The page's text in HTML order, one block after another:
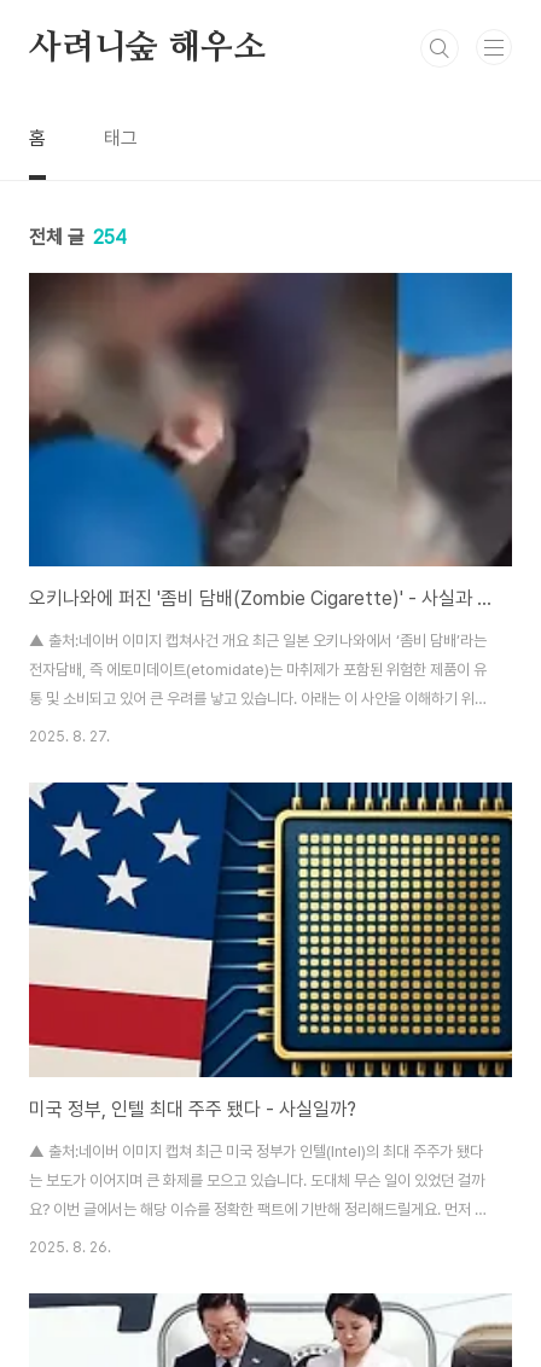
사려니숲 해우소
홈 태그
전체 글 254
오키나와에 퍼진 '좀비 담배(Zombie Cigarette)' - 사실과 위험성 분석
▲ 출처:네이버 이미지 캡쳐사건 개요 최근 일본 오키나와에서 ‘좀비 담배’라는
전자담배, 즉 에토미데이트(etomidate)는 마취제가 포함된 위험한 제품이 유
통 및 소비되고 있어 큰 우려를 낳고 있습니다. 아래는 이 사안을 이해하기 위한
핵심 정리입니다.무엇인가?‘좀비 담배’는 에토미데이트를 함유한 전자담배로,
제입니다.- 오키나와에서 확산 중 오키나와 현은 이러한 제품이 이미 유통되고
있음을 확인하고, 사용하지 말 것을 공식 경고했습니다.- 일본 내 법적 대응 일
본 정부는 2025년 5월 에토미데이트를 마약류로 지정하며, 소지 시 3년 이하
징역이나 최대 300만 엔 벌금을 처벌하도록 했습니다.- 사회적 반응과 확..
2025. 8. 27.
미국 정부, 인텔 최대 주주 됐다 - 사실일까?
▲ 출처:네이버 이미지 캡쳐 최근 미국 정부가 인텔(Intel)의 최대 주주가 됐다
는 보도가 이어지며 큰 화제를 모으고 있습니다. 도대체 무슨 일이 있었던 걸까
요? 이번 글에서는 해당 이슈를 정확한 팩트에 기반해 정리해드릴게요. 먼저 핵
심 사실부터 정리합니다 미국 정부는 약 9.9% 지분을 확보, 인텔의 최대 단일
주주였죠. 이번 지분 확보는 8억 9천만 달러 규모의 투자로, 일부는 CHIPS 및
Science Act 이후 미지급된 보조금($5.7B), 일부는 군수용 Secure
Enclave 프로젝트 자금($3.2B)을 활용해 조성됐습니다. 정부는 수동적
2025. 8. 26.